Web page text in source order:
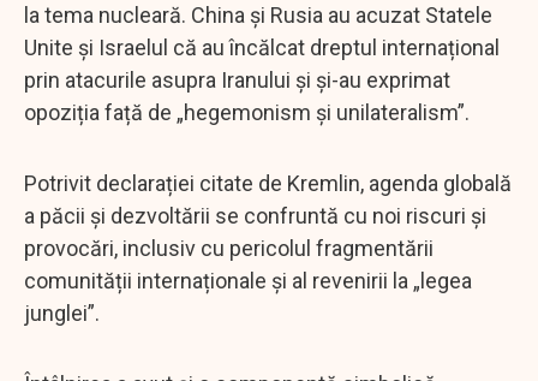
la tema nucleară. China și Rusia au acuzat Statele
Unite și Israelul că au încălcat dreptul internațional
prin atacurile asupra Iranului și și-au exprimat
opoziția față de „hegemonism și unilateralism”.
Potrivit declarației citate de Kremlin, agenda globală
a păcii și dezvoltării se confruntă cu noi riscuri și
provocări, inclusiv cu pericolul fragmentării
comunității internaționale și al revenirii la „legea
junglei”.